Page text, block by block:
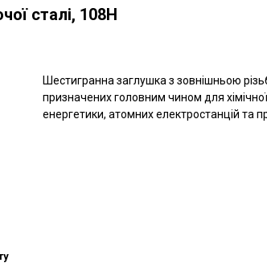
сталі, 108H
Шестигранна заглушка з зовнішньою
призначених головним чином для
енергетики, атомних електростанцій та